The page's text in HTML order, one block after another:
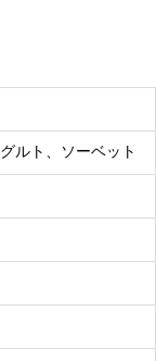
ルト、ソーベット